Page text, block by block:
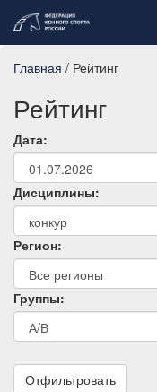
Главная / Рейтинг
Рейтинг
Дата:
Дисциплины:
Регион:
Группы:
Отфильтровать